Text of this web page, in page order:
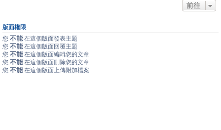
前往
版面權限
您 不能 在這個版面發表主題
您 不能 在這個版面回覆主題
您 不能 在這個版面編輯您的文章
您 不能 在這個版面刪除您的文章
您 不能 在這個版面上傳附加檔案